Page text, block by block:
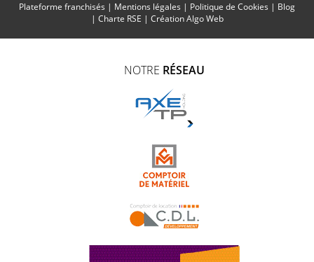
Plateforme franchisés | Mentions légales | Politique de Cookies | Blog
| Charte RSE | Création Algo Web
NOTRE RÉSEAU